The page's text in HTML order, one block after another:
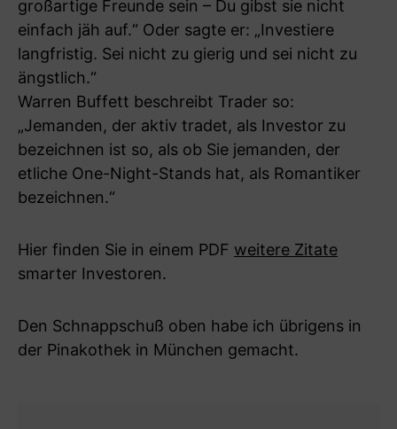
großartige Freunde sein – Du gibst sie nicht
einfach jäh auf.“ Oder sagte er: „Investiere
langfristig. Sei nicht zu gierig und sei nicht zu
ängstlich.“
Warren Buffett beschreibt Trader so:
„Jemanden, der aktiv tradet, als Investor zu
bezeichnen ist so, als ob Sie jemanden, der
etliche One-Night-Stands hat, als Romantiker
bezeichnen.“
Hier finden Sie in einem PDF weitere Zitate
smarter Investoren.
Den Schnappschuß oben habe ich übrigens in
der Pinakothek in München gemacht.